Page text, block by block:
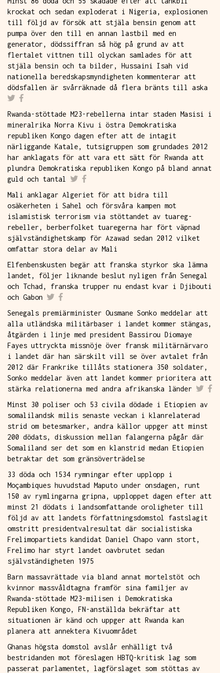
krockat och sedan exploderat i Nigeria, explosionen
till följd av försök att stjäla bensin genom att
pumpa över den till en annan lastbil med en
generator, dödssiffran så hög på grund av att
flertalet vittnen till olyckan samlades för att
stjäla bensin och ta bilder, Hussaini Isah vid
nationella beredskapsmyndigheten kommenterar att
dödsfallen är svårräknade då flera bränts till aska
Rwanda-stöttade M23-rebellerna intar staden Masisi i
mineralrika Norra Kivu i östra Demokratiska
republiken Kongo dagen efter att de intagit
närliggande Katale, tutsigruppen som grundades 2012
har anklagats för att vara ett sätt för Rwanda att
plundra Demokratiska republiken Kongo på bland annat
guld och tantal
Mali anklagar Algeriet för att bidra till
osäkerheten i Sahel och försvåra kampen mot
islamistisk terrorism via stöttandet av tuareg-
rebeller, berberfolket tuaregerna har fört väpnad
självständighetskamp för Azawad sedan 2012 vilket
omfattar stora delar av Mali
Elfenbenskusten begär att franska styrkor ska lämna
landet, följer liknande beslut nyligen från Senegal
och Tchad, franska trupper nu endast kvar i Djibouti
och Gabon
Senegals premiärminister Ousmane Sonko meddelar att
alla utländska militärbaser i landet kommer stängas,
åtgärden i linje med president Bassirou Diomaye
Fayes uttryckta missnöje över fransk militärnärvaro
i landet där han särskilt vill se över avtalet från
2012 där Frankrike tillåts stationera 350 soldater,
Sonko meddelar även att landet kommer prioritera att
stärka relationerna med andra afrikanska länder
Minst 30 poliser och 53 civila dödade i Etiopien av
somalilandsk milis senaste veckan i klanrelaterad
strid om betesmarker, andra källor uppger att minst
200 dödats, diskussion mellan falangerna pågår där
Somaliland ser det som en klanstrid medan Etiopien
betraktar det som gränsöverträdelse
33 döda och 1534 rymningar efter upplopp i
Moçambiques huvudstad Maputo under onsdagen, runt
150 av rymlingarna gripna, upploppet dagen efter att
minst 21 dödats i landsomfattande oroligheter till
följd av att landets författningsdomstol fastslagit
omstritt presidentvalresultat där socialistiska
Frelimopartiets kandidat Daniel Chapo vann stort,
Frelimo har styrt landet oavbrutet sedan
självständigheten 1975
Barn massavrättade via bland annat mortelstöt och
kvinnor massvåldtagna framför sina familjer av
Rwanda-stöttade M23-milisen i Demokratiska
Republiken Kongo, FN-anställda bekräftar att
situationen är känd och uppger att Rwanda kan
planera att annektera Kivuområdet
Ghanas högsta domstol avslår enhälligt två
bestridanden mot föreslagen HBTQ-kritisk lag som
passerat parlamentet, lagförslaget som stöttas av